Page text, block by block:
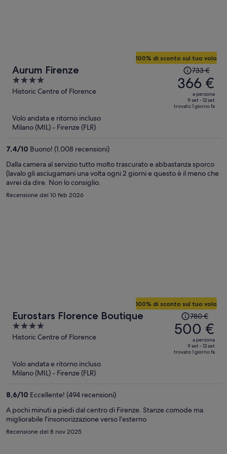
Aurum Firenze
4
out
5
Historic Centre of Florence
100% di sconto sul tuo volo
prezzo
era
733 €,
ora
733 €
366 €
a persona
9 set - 12 set
trovato 1 giorno fa
Volo andata e ritorno incluso
Milano (MIL) - Firenze (FLR)
7,4/10 Buono! (1.008 recensioni)
Dalla camera al servizio tutto molto trascurato e abbastanza sporco
(lavalo gli asciugamani una volta ogni 2 giorni e questo è il meno che
avrei da dire. Non lo consiglio.
Recensione del 10 feb 2026
Eurostars Florence Boutique
4
out
Historic Centre of Florence
100% di sconto sul tuo volo
prezzo
era
780 €,
ora
780 €
500 €
a persona
9 set - 12 set
trovato 1 giorno fa
Volo andata e ritorno incluso
Milano (MIL) - Firenze (FLR)
8,6/10 Eccellente! (494 recensioni)
A pochi minuti a piedi dal centro di Firenze. Stanze comode ma
migliorabile l'insonorizzazione verso l'esterno
Recensione del 8 nov 2025